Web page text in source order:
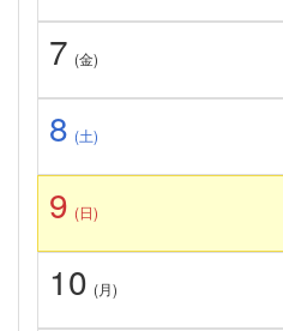
7 (金)
8 (土)
9 (日)
10 (月)